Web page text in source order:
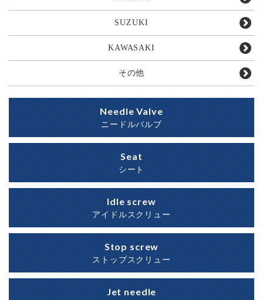
SUZUKI
KAWASAKI
その他
Needle Valve
ニードルバルブ
Seat
シート
Idle screw
アイドルスクリュー
Stop screw
ストップスクリュー
Jet needle